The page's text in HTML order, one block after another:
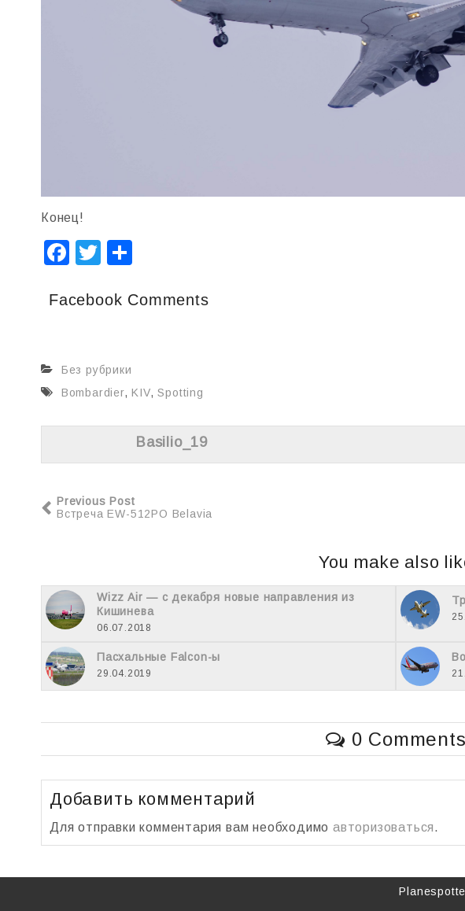
Конец!
F
c
o
o
k
T
tt п
и
т
ь
Facebook Comments
Без рубрики
Bombardier,KIV,Spotting
Basilio_19
Previous Post
Встреча EW-512PO Belavia
You make also
Wizz Air — с декабря новые направления из
Кишинева
06.07.2018
Пасхальные Falcon-ы
29.04.2019
0 Comments
Добавить комментарий
Для отправки комментария вам необходимо авторизоваться.